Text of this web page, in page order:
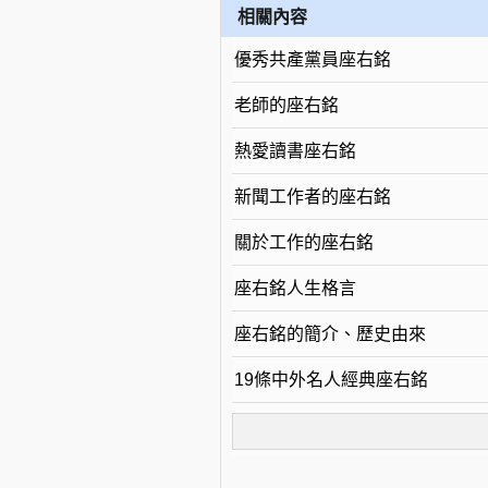
相關內容
優秀共產黨員座右銘
老師的座右銘
熱愛讀書座右銘
新聞工作者的座右銘
關於工作的座右銘
座右銘人生格言
座右銘的簡介、歷史由來
19條中外名人經典座右銘